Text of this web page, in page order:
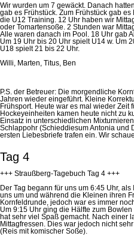
Wir wurden um 7 gewäckt. Danach
gab es Frühstück. Zum Frühstück gab
die U12 Training. 12 Uhr haben wir
oder Tomartensoße. 2 Stunden war
Alle waren danach im Pool. 18 Uhr gab
Um 19 Uhr bis 20 Uhr spielt U14 w. Um
U18 spielt 21 bis 22 Uhr.
Willi, Marten, Titus, Ben
P.S. der Betreuer: Die morgendliche
Jahren wieder eingeführt. Kleine
Frühsport. Heute war es mal wieder Zeit
Hockeyeinheiten kamen heute nicht zu
Einsatz in unterschiedlichen
Schlappohr (Schieddiesum Antonia und
ersten Liebesbriefe trafen ein. Wir
Tag 4
+++ Straußberg-Tagebuch Tag 4 +++
Der Tag begann für uns um 6:45 Uhr,
uns um und während die Kleinen ihren
Kornfeldrunde, jedoch war es immer
Um 9:15 Uhr ging die Hälfte zum
hat sehr viel Spaß gemacht. Nach einer
Mittagfressen. Dies war jedoch nicht
(Reis mit komischer Soße).